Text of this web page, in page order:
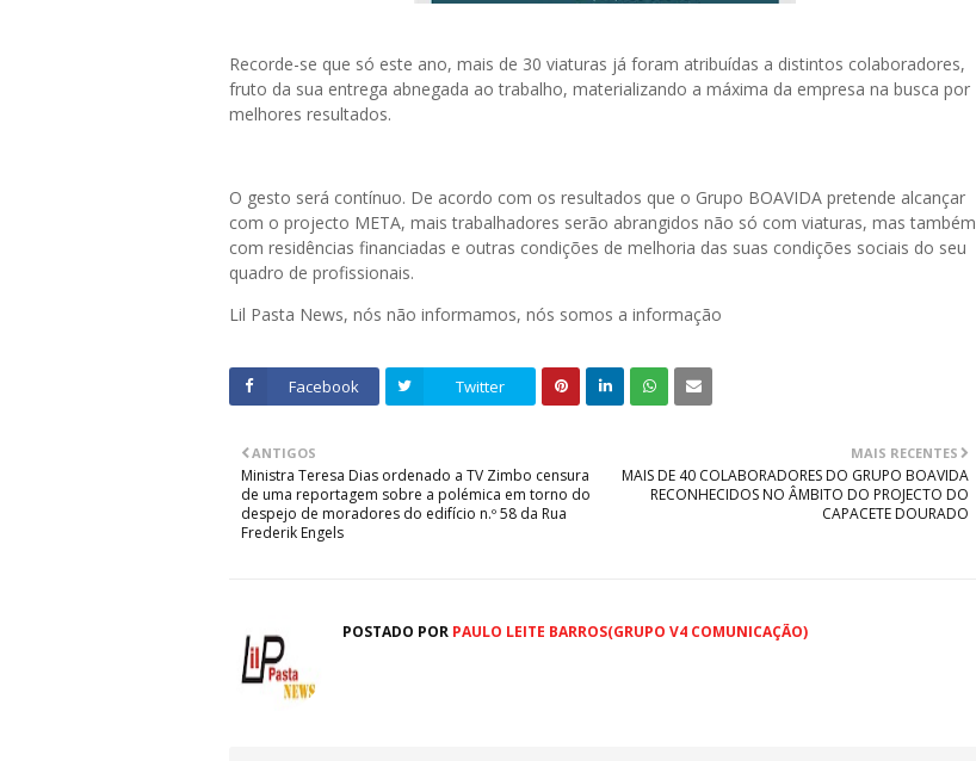
Recorde-se que só este ano, mais de 30 viaturas já foram atribuídas a distintos colaboradores,
fruto da sua entrega abnegada ao trabalho, materializando a máxima da empresa na busca por
melhores resultados.
O gesto será contínuo. De acordo com os resultados que o Grupo BOAVIDA pretende alcançar
com o projecto META, mais trabalhadores serão abrangidos não só com viaturas, mas também
com residências financiadas e outras condições de melhoria das suas condições sociais do seu
quadro de profissionais.
Lil Pasta News, nós não informamos, nós somos a informação
Facebook Twitter
MAIS RECENTES
MAIS DE 40 COLABORADORES DO GRUPO BOAVIDA
RECONHECIDOS NO ÂMBITO DO PROJECTO DO
CAPACETE DOURADO
ANTIGOS
Ministra Teresa Dias ordenado a TV Zimbo censura
de uma reportagem sobre a polémica em torno do
despejo de moradores do edifício n.º 58 da Rua
Frederik Engels
POSTADO POR PAULO LEITE BARROS(GRUPO V4 COMUNICAÇÃO)